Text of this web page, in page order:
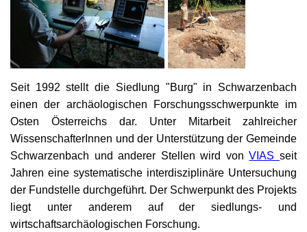
Seit 1992 stellt die Siedlung "Burg" in Schwarzenbach
einen der archäologischen Forschungsschwerpunkte im
Osten Österreichs dar. Unter Mitarbeit zahlreicher
WissenschafterInnen und der Unterstützung der Gemeinde
Schwarzenbach und anderer Stellen wird vonVIASseit
Jahren eine systematische interdisziplinäre Untersuchung
der Fundstelle durchgeführt. Der Schwerpunkt des Projekts
liegt unter anderem auf der siedlungs- und
wirtschaftsarchäologischen Forschung.